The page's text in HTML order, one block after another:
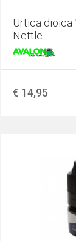
Urtica dioica
Nettle
€ 14,95